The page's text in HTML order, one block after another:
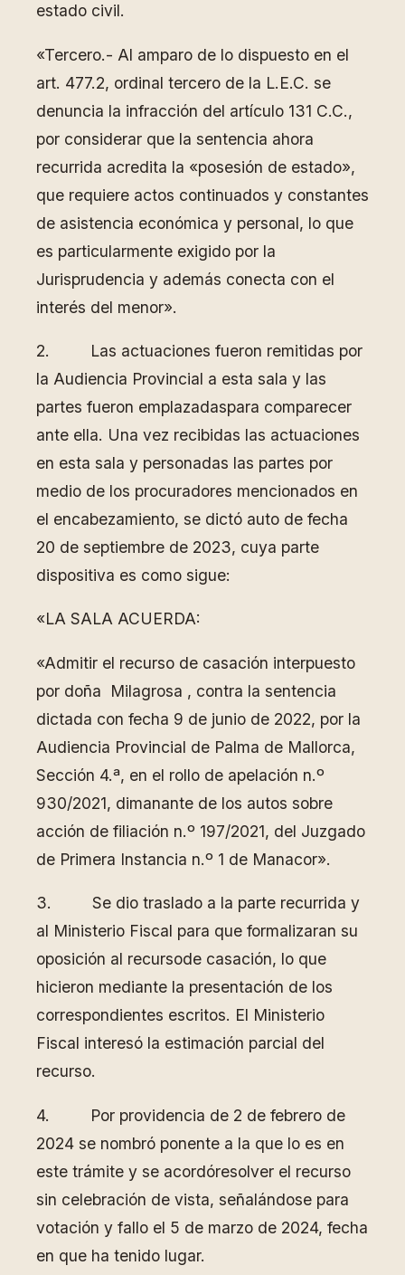
estado civil.
«Tercero.- Al amparo de lo dispuesto en el
art. 477.2, ordinal tercero de la L.E.C. se
denuncia la infracción del artículo 131 C.C.,
por considerar que la sentencia ahora
recurrida acredita la «posesión de estado»,
que requiere actos continuados y constantes
de asistencia económica y personal, lo que
es particularmente exigido por la
Jurisprudencia y además conecta con el
interés del menor».
2. Las actuaciones fueron remitidas por
la Audiencia Provincial a esta sala y las
partes fueron emplazadaspara comparecer
ante ella. Una vez recibidas las actuaciones
en esta sala y personadas las partes por
medio de los procuradores mencionados en
el encabezamiento, se dictó auto de fecha
20 de septiembre de 2023, cuya parte
dispositiva es como sigue:
«LA SALA ACUERDA:
«Admitir el recurso de casación interpuesto
por doña Milagrosa , contra la sentencia
dictada con fecha 9 de junio de 2022, por la
Audiencia Provincial de Palma de Mallorca,
Sección 4.ª, en el rollo de apelación n.º
930/2021, dimanante de los autos sobre
acción de filiación n.º 197/2021, del Juzgado
de Primera Instancia n.º 1 de Manacor».
3. Se dio traslado a la parte recurrida y
al Ministerio Fiscal para que formalizaran su
oposición al recursode casación, lo que
hicieron mediante la presentación de los
correspondientes escritos. El Ministerio
Fiscal interesó la estimación parcial del
recurso.
4. Por providencia de 2 de febrero de
2024 se nombró ponente a la que lo es en
este trámite y se acordóresolver el recurso
sin celebración de vista, señalándose para
votación y fallo el 5 de marzo de 2024, fecha
en que ha tenido lugar.